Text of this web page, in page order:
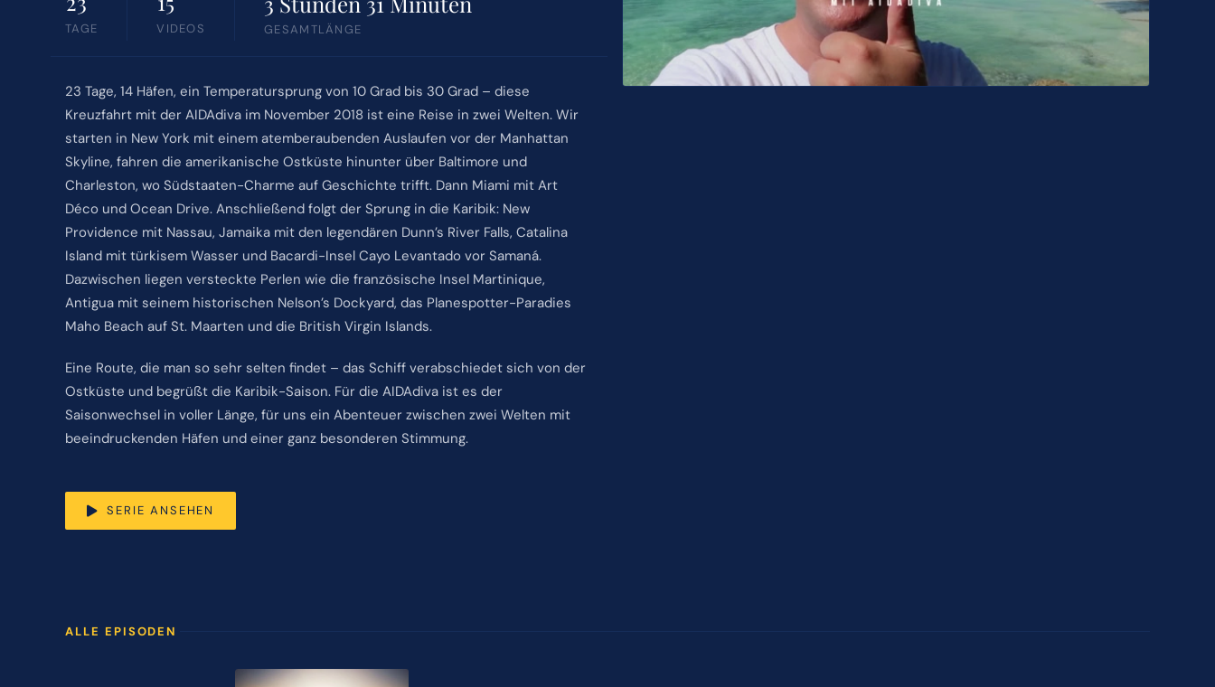
TAGE VIDEOS GESAMTLÄNGE
23 Tage, 14 Häfen, ein Temperatursprung von 10 Grad bis 30 Grad – diese
Kreuzfahrt mit der AIDAdiva im November 2018 ist eine Reise in zwei Welten. Wir
starten in New York mit einem atemberaubenden Auslaufen vor der Manhattan
Skyline, fahren die amerikanische Ostküste hinunter über Baltimore und
Charleston, wo Südstaaten-Charme auf Geschichte trifft. Dann Miami mit Art
Déco und Ocean Drive. Anschließend folgt der Sprung in die Karibik: New
Providence mit Nassau, Jamaika mit den legendären Dunn’s River Falls, Catalina
Island mit türkisem Wasser und Bacardi-Insel Cayo Levantado vor Samaná.
Dazwischen liegen versteckte Perlen wie die französische Insel Martinique,
Antigua mit seinem historischen Nelson’s Dockyard, das Planespotter-Paradies
Maho Beach auf St. Maarten und die British Virgin Islands.
Eine Route, die man so sehr selten findet – das Schiff verabschiedet sich von der
Ostküste und begrüßt die Karibik-Saison. Für die AIDAdiva ist es der
Saisonwechsel in voller Länge, für uns ein Abenteuer zwischen zwei Welten mit
beeindruckenden Häfen und einer ganz besonderen Stimmung.
SERIE ANSEHEN
ALLE EPISODEN